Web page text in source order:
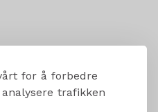
for å forbedre
trafikken